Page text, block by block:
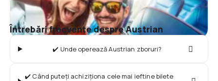
Întrebări frecvente despre Austrian
✔️ Unde operează Austrian zboruri?
✔️ Când puteți achiziționa cele mai ieftine bilete